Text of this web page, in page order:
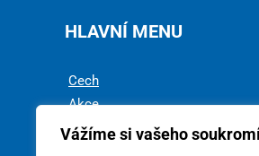
Vážíme si vašeho
HLAVNÍ MENU
Cech
Akce
Rady a tipy